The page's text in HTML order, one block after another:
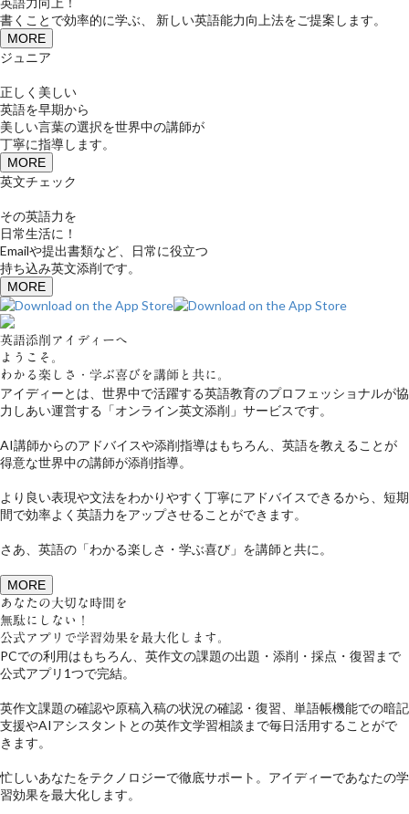
書くことで効率的に学ぶ、 新しい英語能力向上法をご提案します。
MORE
ジュニア
正しく美しい
英語を早期から
美しい言葉の選択を世界中の講師が
丁寧に指導します。
MORE
英文チェック
その英語力を
日常生活に！
Emailや提出書類など、日常に役立つ
持ち込み英文添削です。
MORE
英語添削アイディーへ
ようこそ。
わかる楽しさ・学ぶ喜びを講師と共に。
アイディーとは、世界中で活躍する英語教育のプロフェッショナルが協
力しあい運営する「オンライン英文添削」サービスです。
AI講師からのアドバイスや添削指導はもちろん、英語を教えることが
得意な世界中の講師が添削指導。
より良い表現や文法をわかりやすく丁寧にアドバイスできるから、短期
間で効率よく英語力をアップさせることができます。
さあ、英語の「わかる楽しさ・学ぶ喜び」を講師と共に。
MORE
あなたの大切な時間を
無駄にしない！
公式アプリで学習効果を最大化します。
PCでの利用はもちろん、英作文の課題の出題・添削・採点・復習まで
公式アプリ1つで完結。
英作文課題の確認や原稿入稿の状況の確認・復習、単語帳機能での暗記
支援やAIアシスタントとの英作文学習相談まで毎日活用することがで
きます。
忙しいあなたをテクノロジーで徹底サポート。アイディーであなたの学
習効果を最大化します。